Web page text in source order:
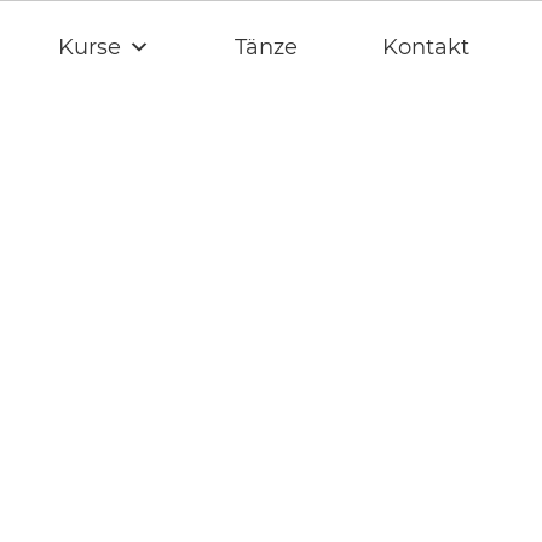
Kurse Tänze Kontakt